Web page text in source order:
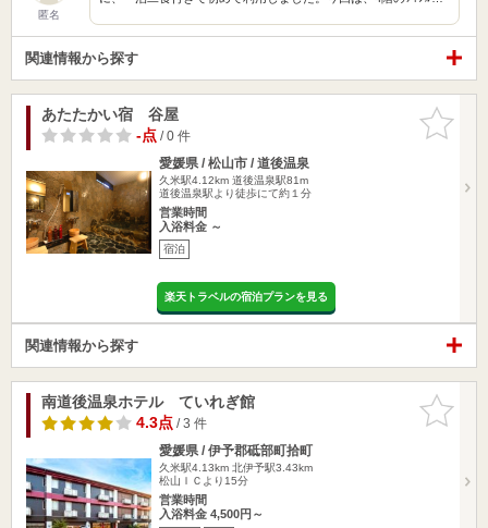
匿名
関連情報から探す
お気に入
りに追加
あたたかい宿 谷屋
-点/ 0 件
愛媛県 / 松山市 / 道後温泉
久米駅4.12km 道後温泉駅81m
道後温泉駅より徒歩にて約１分
営業時間
入浴料金 ～
宿泊
楽天トラベルの宿泊プランを見る
関連情報から探す
お気に入
りに追加
南道後温泉ホテル ていれぎ館
4.3点/ 3 件
愛媛県 / 伊予郡砥部町拾町
久米駅4.13km 北伊予駅3.43km
松山ＩＣより15分
営業時間
入浴料金 4,500円～